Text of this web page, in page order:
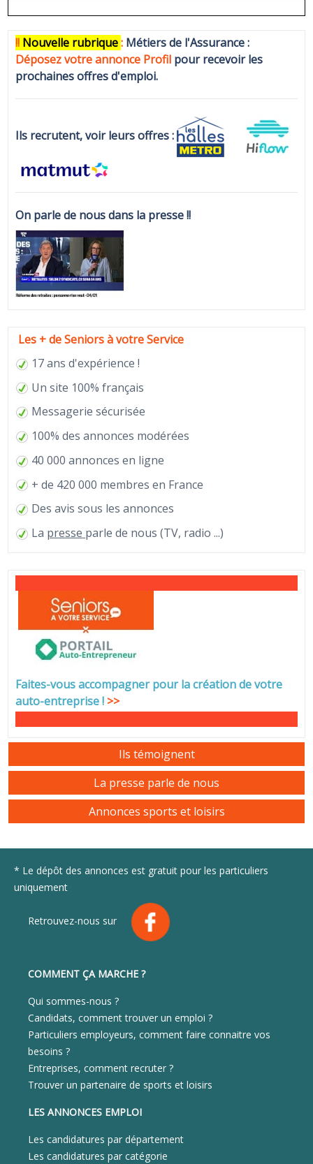
!! Nouvelle rubrique: Métiers de l'Assurance :
Déposez votre annonce Profil pour recevoir les
prochaines offres d'emploi.
Ils recrutent, voir leurs offres :
On parle de nous dans la presse !!
Les + de Seniors à votre Service
17 ans d'expérience !
Un site 100% français
Messagerie sécurisée
100% des annonces modérées
40 000 annonces en ligne
+ de 420 000 membres en France
Des avis sous les annonces
La presse parle de nous (TV, radio ...)
Faites-vous accompagner pour la création de votre
auto-entreprise! >>
Ils témoignent
La presse parle de nous
Annonces sports et loisirs
* Le dépôt des annonces est gratuit pour les particuliers
uniquement
Retrouvez-nous sur
COMMENT ÇA MARCHE ?
Qui sommes-nous ?
Candidats, comment trouver un emploi ?
Particuliers employeurs, comment faire connaitre vos
besoins ?
Entreprises, comment recruter ?
Trouver un partenaire de sports et loisirs
LES ANNONCES EMPLOI
Les candidatures par département
Les candidatures par catégorie